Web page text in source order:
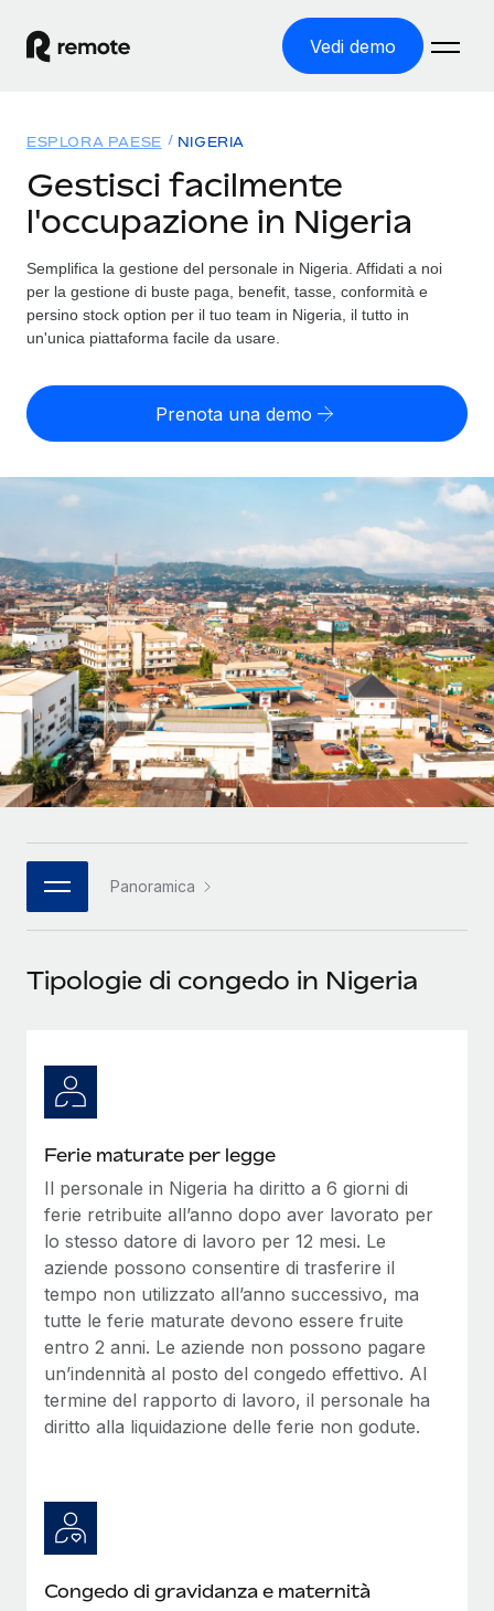
Vedi demo
ASSUMI NEL MONDO
Global Payroll
Gestisci il payroll a norma, in tutta semplicità
Employer of Record
Contractor Management
SERVICES
Affidati agli esperti per la gestione HR e la
compliance globale
Soluzioni
COPERTURA GLOBALE
Ricerca paesi
Trova i servizi di supporto all’impiego per ogni Paese
Confronta Remote
Scopri come ci confrontiamo con gli altri
DIVENTA NOSTRO PARTNER
Integra l'HR globale nella tua piattaforma in modo
flessibile
CASE STUDIES
Tariffe
English
Nederlands
Deutsch
Español
Italiano
Português (Portugal)
日本語
한국어
中文（简体）
Login
ESPLORA PAESE NIGERIA
Gestisci facilmente
l'occupazione in Nigeria
Semplifica la gestione del personale in Nigeria. Affidati a noi
per la gestione di buste paga, benefit, tasse, conformità e
persino stock option per il tuo team in Nigeria, il tutto in
un'unica piattaforma facile da usare.
Prenota una demo
Panoramica
Tipologie di congedo in Nigeria
Ferie maturate per legge
Il personale in Nigeria ha diritto a 6 giorni di
ferie retribuite all’anno dopo aver lavorato per
lo stesso datore di lavoro per 12 mesi. Le
aziende possono consentire di trasferire il
tempo non utilizzato all’anno successivo, ma
tutte le ferie maturate devono essere fruite
entro 2 anni. Le aziende non possono pagare
un’indennità al posto del congedo effettivo. Al
termine del rapporto di lavoro, il personale ha
diritto alla liquidazione delle ferie non godute.
Congedo di gravidanza e maternità